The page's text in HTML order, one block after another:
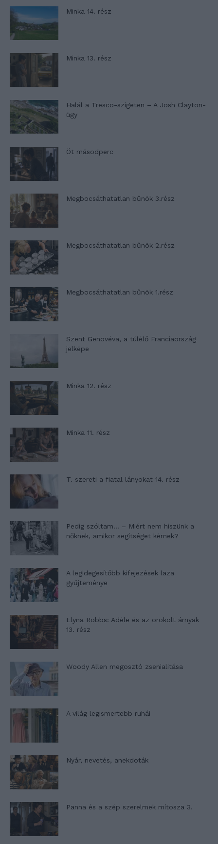
Minka 14. rész
Minka 13. rész
Halál a Tresco-szigeten – A Josh Clayton-
ügy
Öt másodperc
Megbocsáthatatlan bűnök 3.rész
Megbocsáthatatlan bűnök 2.rész
Megbocsáthatatlan bűnök 1.rész
Szent Genovéva, a túlélő Franciaország
jelképe
Minka 12. rész
Minka 11. rész
T. szereti a fiatal lányokat 14. rész
Pedig szóltam… – Miért nem hiszünk a
nőknek, amikor segítséget kérnek?
A legidegesítőbb kifejezések laza
gyűjteménye
Elyna Robbs: Adéle és az örökölt árnyak
13. rész
Woody Allen megosztó zsenialitása
A világ legismertebb ruhái
Nyár, nevetés, anekdoták
Panna és a szép szerelmek mítosza 3.